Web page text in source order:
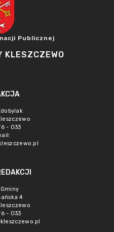
Publicznej
KLESZCZEWO
- 033
4
- 033